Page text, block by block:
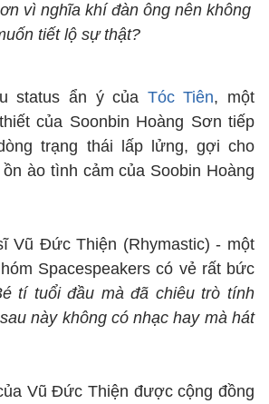
vì nghĩa khí đàn ông nên không
tiết lộ sự thật?
status ẩn ý của Tóc Tiên, một
của Soonbin Hoàng Sơn tiếp
trạng thái lấp lửng, gợi cho
ào tình cảm của Soobin Hoàng
Vũ Đức Thiện (Rhymastic) - một
Spacespeakers có vẻ rất bức
tí tuổi đầu mà đã chiêu trò tính
này không có nhạc hay mà hát
Vũ Đức Thiện được cộng đồng